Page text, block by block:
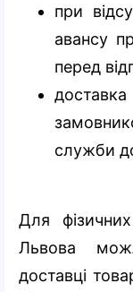
при
авансу
перед
служби
Для
Львова
доставці